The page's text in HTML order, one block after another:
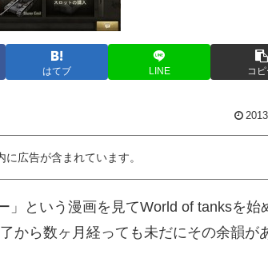
はてブ LINE コ
に広告が含まれています。
という漫画を見てWorld of tanksを始
から数ヶ月経っても未だにその余韻が